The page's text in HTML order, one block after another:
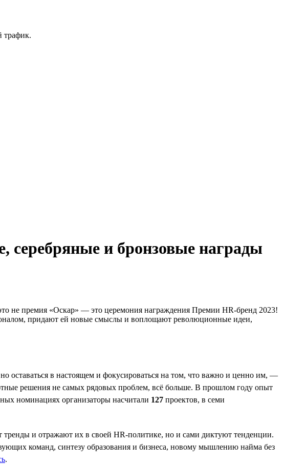
трафик.
серебряные и бронзовые награды
не премия «Оскар» — это церемония награждения Премии HR-бренд 2023!
придают ей новые смыслы и воплощают революционные идеи,
оставаться в настоящем и фокусироваться на том, что важно и ценно им, —
решения не самых рядовых проблем, всё больше. В прошлом году опыт
номинациях организаторы насчитали 127 проектов, в семи
и отражают их в своей HR-политике, но и сами диктуют тенденции.
команд, синтезу образования и бизнеса, новому мышлению найма без
.